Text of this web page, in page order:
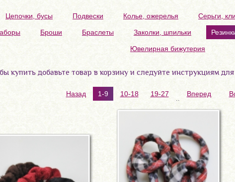
Цепочки, бусы Подвески Колье, ожерелья Серьги,
Броши Браслеты Заколки, шпильки
Ювелирная бижутерия
купить добавьте товар в корзину и следуйте инструкциям
Назад 1-9 10-18 19-27
..
Вперед